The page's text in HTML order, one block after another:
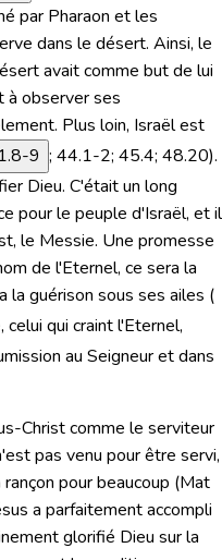
par Pharaon et les
dans le désert. Ainsi, le
avait comme but de lui
à observer ses
Plus loin, Israël est
9 ; 44.1-2; 45.4; 48.20).
Dieu. C'était un long
pour le peuple d'Israël, et il
le Messie. Une promesse
de l'Eternel, ce sera la
la guérison sous ses ailes (
, celui qui craint l'Eternel,
au Seigneur et dans
Christ comme le serviteur
pas venu pour être servi,
pour beaucoup (Mat
a parfaitement accompli
glorifié Dieu sur la